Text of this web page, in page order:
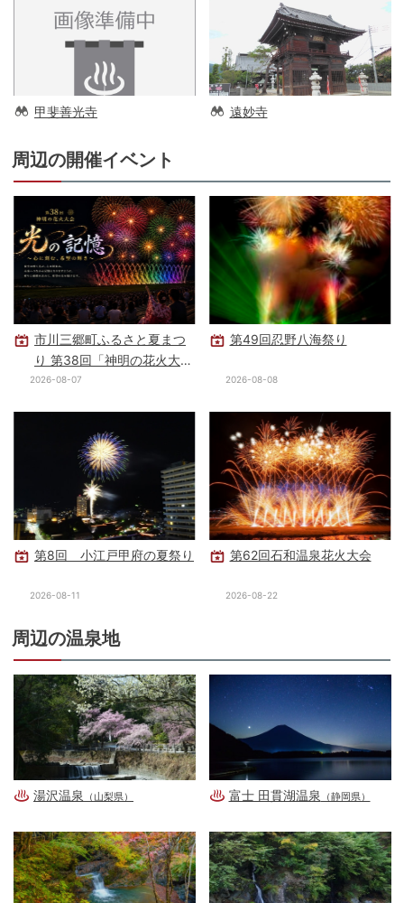
甲斐善光寺 遠妙寺
周辺の開催イベント
市川三郷町ふるさと夏まつ
り 第38回「神明の花火大
会」
2026-08-07
第49回忍野八海祭り
2026-08-08
第8回 小江戸甲府の夏祭り
2026-08-11
第62回石和温泉花火大会
2026-08-22
周辺の温泉地
湯沢温泉 （山梨県） 富士 田貫湖温泉 （静岡県）